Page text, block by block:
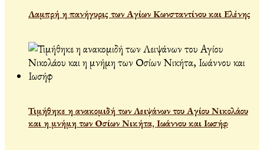
Λαμπρή η πανήγυρις των Αγίων Κωνσταντίνου και Ελένης
Τιμήθηκε η ανακομιδή των Λειψάνων του Αγίου Νικολάου
και η μνήμη των Οσίων Νικήτα, Ιωάννου και Ιωσήφ